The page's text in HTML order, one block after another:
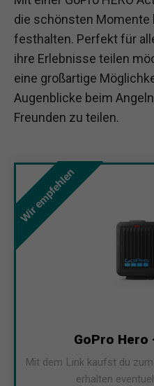
die schönsten Momente
festhalten. Perfekt für
ihre Erlebnisse teilen
eine großartige
Augenblicke beim
Freunden zu teilen.
Wir empfehlen
GoPro Hero
Mit dem Link kaufst du
erhalten